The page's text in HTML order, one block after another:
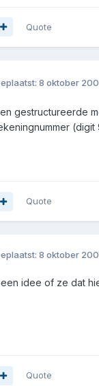
Quote
8 oktober
gestructureerde
Quote
8 oktober
idee of ze dat
Quote